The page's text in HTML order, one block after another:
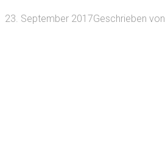
23. September 2017Geschrieben von